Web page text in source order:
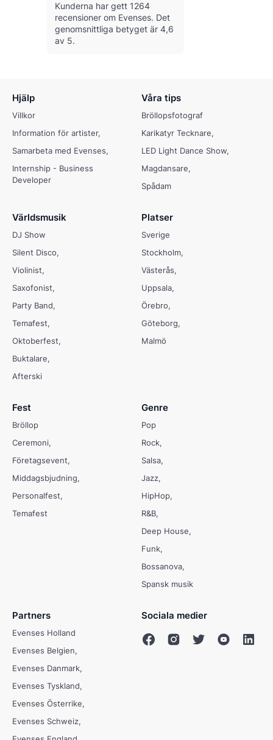
Kunderna har gett 1264
recensioner om Evenses. Det
genomsnittliga betyget är 4,6
av 5.
Hjälp
Villkor
Information för artister
Samarbeta med Evenses
Internship - Business
Developer
Våra tips
Bröllopsfotograf
Karikatyr Tecknare
LED Light Dance Show
Magdansare
Spådam
Världsmusik
DJ Show
Silent Disco
Violinist
Saxofonist
Party Band
Temafest
Oktoberfest
Buktalare
Afterski
Platser
Sverige
Stockholm
Västerås
Uppsala
Örebro
Göteborg
Malmö
Fest
Bröllop
Ceremoni
Företagsevent
Middagsbjudning
Personalfest
Temafest
Genre
Pop
Rock
Salsa
Jazz
HipHop
R&B
Deep House
Funk
Bossanova
Spansk musik
Partners
Evenses Holland
Evenses Belgien
Evenses Danmark
Evenses Tyskland
Evenses Österrike
Evenses Schweiz
Sociala medier